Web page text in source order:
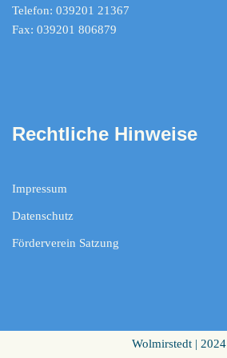
Telefon: 039201 21367
Fax: 039201 806879
Rechtliche Hinweise
Impressum
Datenschutz
Förderverein Satzung
Wolmirstedt | 2024